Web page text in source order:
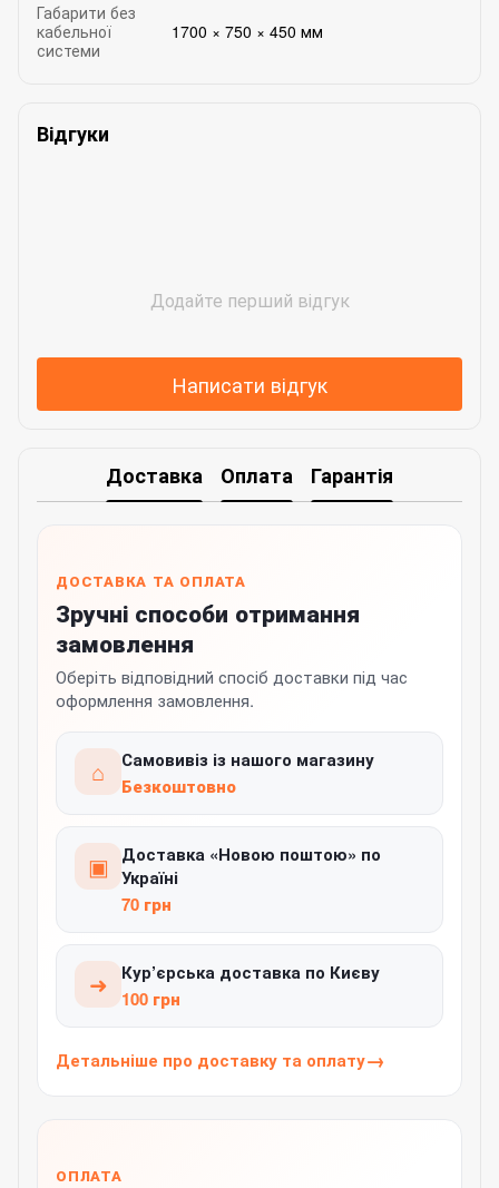
Габарити без
кабельної
системи
1700 × 750 × 450 мм
Відгуки
Додайте перший відгук
Написати відгук
Доставка Оплата Гарантія
ДОСТАВКА ТА ОПЛАТА
Зручні способи отримання
замовлення
Оберіть відповідний спосіб доставки під час
оформлення замовлення.
⌂
Самовивіз із нашого магазину
Безкоштовно
▣
Доставка «Новою поштою» по
Україні
70 грн
➜
Кур’єрська доставка по Києву
100 грн
Детальніше про доставку та оплату
ОПЛАТА